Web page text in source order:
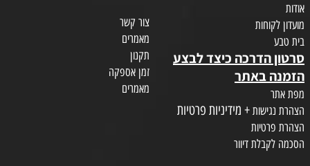
אודות
מועדון לקוחות
בית טבע
סרטון הדרכה כיצד לבצע
הזמנה באתר
מפת אתר
הצהרת נגישות + מידיניות פרטיות
הצהרת פרטיות
הסכמה לקבלת דיוור
צור קשר
מאמרים
תקנון
זמן אספקה
מאמרים